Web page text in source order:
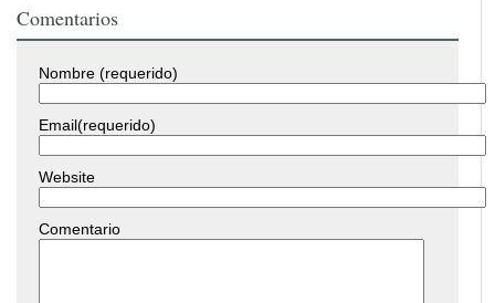
Comentarios
Nombre (requerido)
Email(requerido)
Website
Comentario